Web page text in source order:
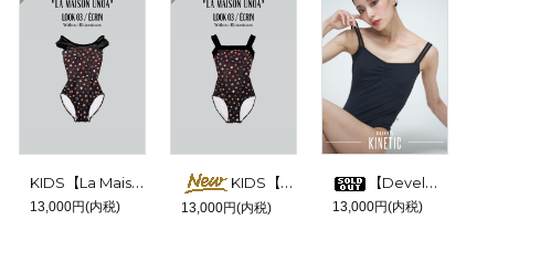
KIDS【La Maison unoa-Look 03／Ecrin-】No sleeve design
13,000円(内税)
KIDS【La Maison unoa-Look 03／Ecrin-】No sleeve design
13,000円(内税)
【Developpe-BLACK-】No sleeve
13,000円(内税)